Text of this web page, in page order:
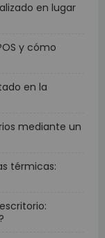
en lugar
y cómo
en la
mediante un
térmicas: